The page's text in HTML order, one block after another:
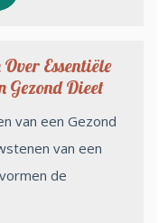
Essentiële
Gezond Dieet
van een Gezond
van een
de